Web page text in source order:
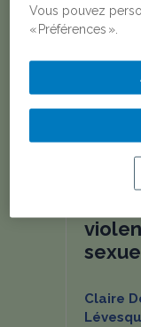
ET
Claire
Vous pouvez
« Préférences ».